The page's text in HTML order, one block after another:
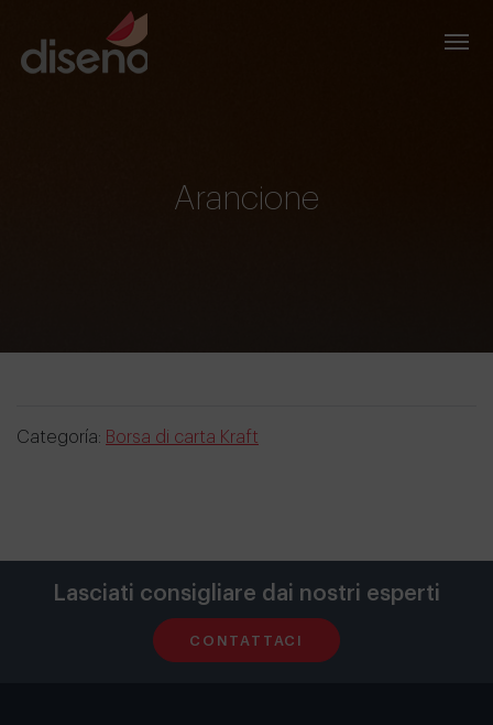
Arancione
Categoría: Borsa di carta Kraft
Lasciati consigliare dai nostri esperti
CONTATTACI